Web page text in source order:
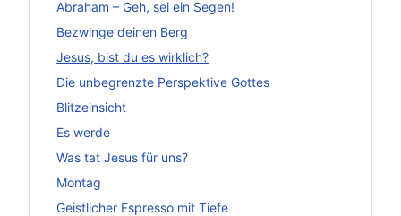
Abraham – Geh, sei ein Segen!
Bezwinge deinen Berg
Jesus, bist du es wirklich?
Die unbegrenzte Perspektive Gottes
Blitzeinsicht
Es werde
Was tat Jesus für uns?
Montag
Geistlicher Espresso mit Tiefe